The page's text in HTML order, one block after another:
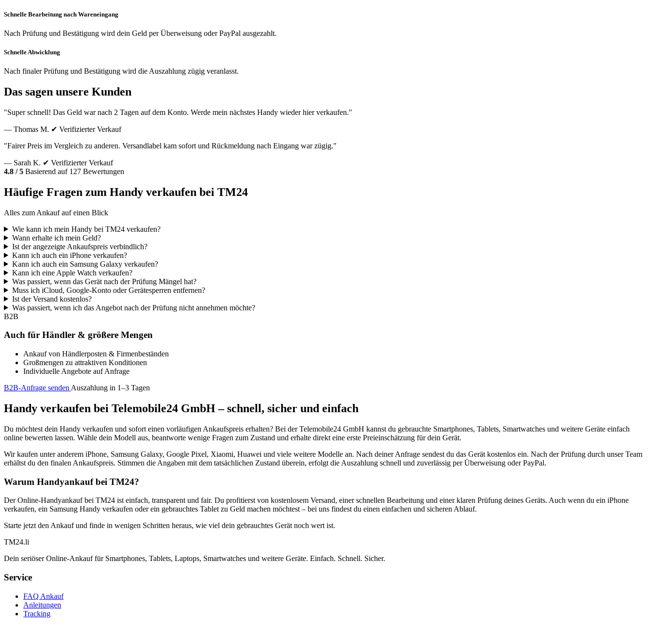
Schnelle Bearbeitung nach Wareneingang
Nach Prüfung und Bestätigung wird dein Geld per Überweisung oder PayPal ausgezahlt.
Schnelle Abwicklung
Nach finaler Prüfung und Bestätigung wird die Auszahlung zügig veranlasst.
Das sagen unsere Kunden
"Super schnell! Das Geld war nach 2 Tagen auf dem Konto. Werde mein nächstes Handy wieder hier verkaufen."
— Thomas M. ✔ Verifizierter Verkauf
"Fairer Preis im Vergleich zu anderen. Versandlabel kam sofort und Rückmeldung nach Eingang war zügig."
— Sarah K. ✔ Verifizierter Verkauf
4.8 / 5 Basierend auf 127 Bewertungen
Häufige Fragen zum Handy verkaufen bei TM24
Alles zum Ankauf auf einen Blick
Wie kann ich mein Handy bei TM24 verkaufen?
Wann erhalte ich mein Geld?
Ist der angezeigte Ankaufspreis verbindlich?
Kann ich auch ein iPhone verkaufen?
Kann ich auch ein Samsung Galaxy verkaufen?
Kann ich eine Apple Watch verkaufen?
Was passiert, wenn das Gerät nach der Prüfung Mängel hat?
Muss ich iCloud, Google-Konto oder Gerätesperren entfernen?
Ist der Versand kostenlos?
Was passiert, wenn ich das Angebot nach der Prüfung nicht annehmen möchte?
B2B
Auch für Händler & größere Mengen
Ankauf von Händlerposten & Firmenbeständen
Großmengen zu attraktiven Konditionen
Individuelle Angebote auf Anfrage
B2B-Anfrage senden Auszahlung in 1–3 Tagen
Handy verkaufen bei Telemobile24 GmbH – schnell, sicher und einfach
Du möchtest dein Handy verkaufen und sofort einen vorläufigen Ankaufspreis erhalten? Bei der Telemobile24 GmbH kannst du gebrauchte Smartphones, Tablets, Smartwatches und weitere Geräte einfach
online bewerten lassen. Wähle dein Modell aus, beantworte wenige Fragen zum Zustand und erhalte direkt eine erste Preieinschätzung für dein Gerät.
Wir kaufen unter anderem iPhone, Samsung Galaxy, Google Pixel, Xiaomi, Huawei und viele weitere Modelle an. Nach deiner Anfrage sendest du das Gerät kostenlos ein. Nach der Prüfung durch unser Team
erhältst du den finalen Ankaufspreis. Stimmen die Angaben mit dem tatsächlichen Zustand überein, erfolgt die Auszahlung schnell und zuverlässig per Überweisung oder PayPal.
Warum Handyankauf bei TM24?
Der Online-Handyankauf bei TM24 ist einfach, transparent und fair. Du profitierst von kostenlosem Versand, einer schnellen Bearbeitung und einer klaren Prüfung deines Geräts. Auch wenn du ein iPhone
verkaufen, ein Samsung Handy verkaufen oder ein gebrauchtes Tablet zu Geld machen möchtest – bei uns findest du einen einfachen und sicheren Ablauf.
Starte jetzt den Ankauf und finde in wenigen Schritten heraus, wie viel dein gebrauchtes Gerät noch wert ist.
TM24.li
Dein seriöser Online-Ankauf für Smartphones, Tablets, Laptops, Smartwatches und weitere Geräte. Einfach. Schnell. Sicher.
Service
FAQ Ankauf
Anleitungen
Tracking